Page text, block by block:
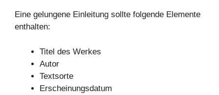
Eine gelungene Einleitung sollte folgende Elemente
enthalten:
Titel des Werkes
Autor
Textsorte
Erscheinungsdatum